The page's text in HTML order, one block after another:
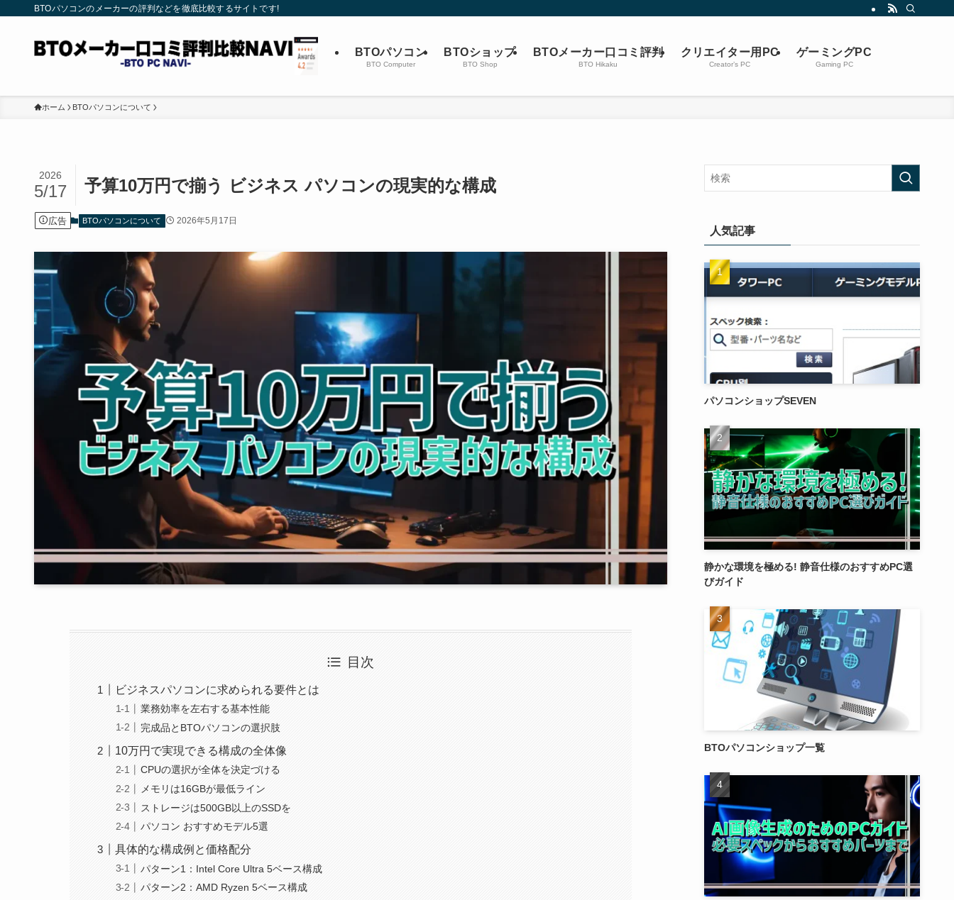
BTOパソコンのメーカーの評判などを徹底比較するサイトです!
BTOパソコン
BTO Computer
BTOショップ
BTO Shop
BTOメーカー口コミ評判
BTO Hikaku
クリエイター用PC
Creator’s PC
ゲーミングPC
Gaming PC
ホーム BTOパソコンについて
予算10万円で揃う ビジネス パソコンの現実的な構成
2026
5/17
広告 BTOパソコンについて 2026年5月17日
目次
ビジネスパソコンに求められる要件とは
業務効率を左右する基本性能
完成品とBTOパソコンの選択肢
10万円で実現できる構成の全体像
CPUの選択が全体を決定づける
メモリは16GBが最低ライン
ストレージは500GB以上のSSDを
パソコン おすすめモデル5選
具体的な構成例と価格配分
パターン1：Intel Core Ultra 5ベース構成
パターン2：AMD Ryzen 5ベース構成
人気記事
パソコンショップSEVEN
静かな環境を極める! 静音仕様のおすすめPC選
びガイド
BTOパソコンショップ一覧